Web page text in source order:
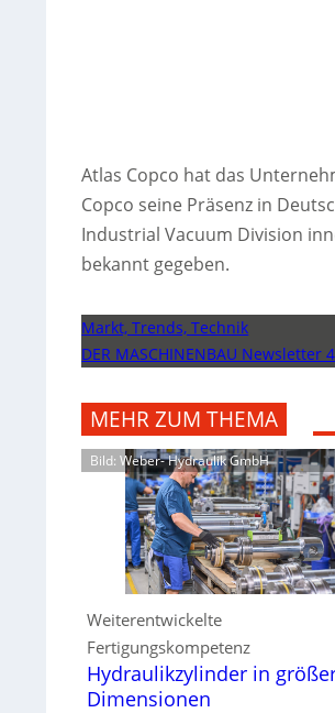
Atlas Copco hat das
Copco seine Präsenz in
Industrial Vacuum Division
bekannt gegeben.
Markt, Trends, Technik
DER MASCHINENBAU Newsletter
MEHR ZUM THEMA
Bild: Weber- Hydraulik GmbH
Weiterentwickelte
Fertigungskompetenz
Hydraulikzylinder in
Dimensionen